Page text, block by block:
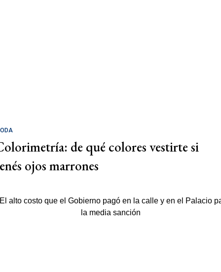
de qué colores vestirte si
ojos marrones